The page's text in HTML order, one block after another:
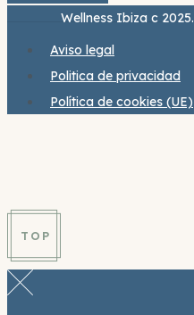
Wellness Ibiza c 2025.
Aviso legal
Politica de privacidad
Política de cookies (UE)
TOP